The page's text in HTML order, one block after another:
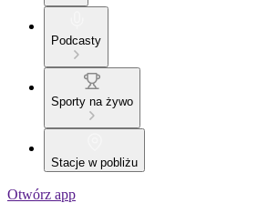
Podcasty
Sporty na żywo
Stacje w pobliżu
Otwórz app